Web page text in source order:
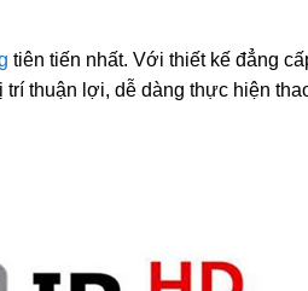
tiên tiến nhất. Với thiết kế đẳng
thuận lợi, dễ dàng thực hiện